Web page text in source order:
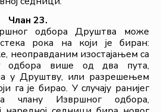
Члан 23.
одбора Друштва може
рока на који је биран:
неоправданим изостајањем са
одбора више од два пута,
у Друштву, или разрешењем
га је бирао. У случају ранијег
члану Извршног одбора,